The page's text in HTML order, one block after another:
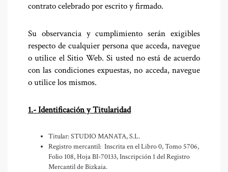
contrato celebrado por escrito y firmado.
Su observancia y cumplimiento serán exigibles
respecto de cualquier persona que acceda, navegue
o utilice el Sitio Web. Si usted no está de acuerdo
con las condiciones expuestas, no acceda, navegue
o utilice los mismos.
1.- Identificación y Titularidad
Titular: STUDIO MANATA, S.L.
Registro mercantil: Inscrita en el Libro 0, Tomo 5706,
Folio 108, Hoja BI-70133, Inscripción 1 del Registro
Mercantil de Bizkaia.